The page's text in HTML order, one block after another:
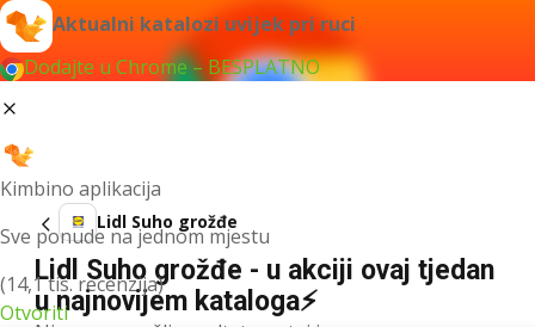
Aktualni katalozi uvijek pri ruci
Dodajte u Chrome – BESPLATNO
Kimbino aplikacija
Sve ponude na jednom mjestu
(14,1 tis. recenzija)
Otvoriti
Lidl Suho grožđe
Lidl Suho grožđe - u akciji ovaj tjedan
u najnovijem kataloga⚡